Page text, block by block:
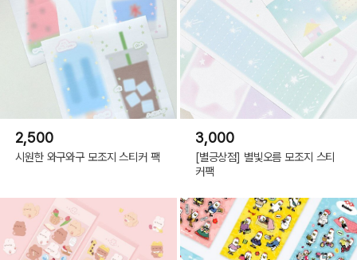
2,500
시원한 와구와구 모조지 스티커 팩
3,000
[별긍상점] 별빛오름 모조지 스티
커팩